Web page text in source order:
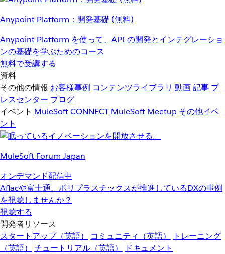
Anypoint Platform：開発基礎 (無料)
Anypoint Platform を使って、API の開発とインテグレーショ
ンの基礎を学ぶためのコース
無料で受講する
資料
その他の情報 お客様事例 コンテンツライブラリ 動画記事 プ
レスセンター ブログ
イベント MuleSoft CONNECT MuleSoft Meetup その他イベ
ント
MuleSoft Forum Japan
オンデマンド配信中
Aflacや富士通、ポリプラスチックスが推進しているDXの事例
を視聴しませんか？
視聴する
開発者リソース
スタートアップ（英語）
コミュニティ（英語）
トレーニング
（英語）
チュートリアル（英語）
ドキュメント